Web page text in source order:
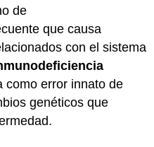
de
que causa
con el sistema
como error innato de
genéticos que